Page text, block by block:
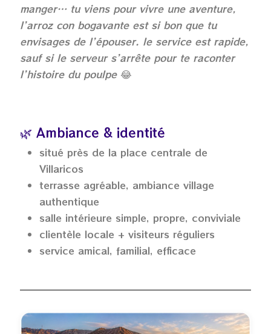
manger… tu viens pour vivre une aventure,
l’arroz con bogavante est si bon que tu
envisages de l’épouser. le service est rapide,
sauf si le serveur s’arrête pour te raconter
l’histoire du poulpe 😂
🌿 Ambiance & identité
situé près de la place centrale de
Villaricos
terrasse agréable, ambiance village
authentique
salle intérieure simple, propre, conviviale
clientèle locale + visiteurs réguliers
service amical, familial, efficace